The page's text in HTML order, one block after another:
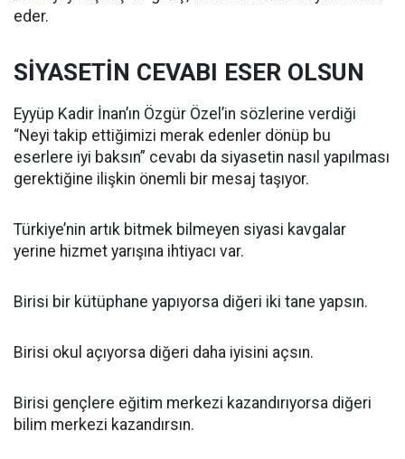
eder.
SİYASETİN CEVABI ESER OLSUN
Eyyüp Kadir İnan’ın Özgür Özel’in sözlerine verdiği
“Neyi takip ettiğimizi merak edenler dönüp bu
eserlere iyi baksın” cevabı da siyasetin nasıl yapılması
gerektiğine ilişkin önemli bir mesaj taşıyor.
Türkiye’nin artık bitmek bilmeyen siyasi kavgalar
yerine hizmet yarışına ihtiyacı var.
Birisi bir kütüphane yapıyorsa diğeri iki tane yapsın.
Birisi okul açıyorsa diğeri daha iyisini açsın.
Birisi gençlere eğitim merkezi kazandırıyorsa diğeri
bilim merkezi kazandırsın.